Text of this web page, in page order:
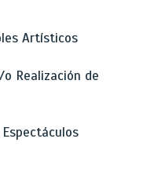
Artísticos
Realización de